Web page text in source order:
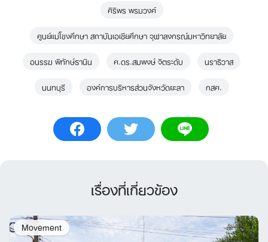
ศิริพร พรมวงศ์
ศูนย์แม่โขงศึกษา สถาบันเอเชียศึกษา จุฬาลงกรณ์มหาวิทยาลัย
อนรรฆ พิทักษ์ธานิน
ศ.ดร.สมพงษ์ จิตระดับ
นราธิวาส
นนทบุรี
องค์การบริหารส่วนจังหวัดยะลา กสศ.
เรื่องที่เกี่ยวข้อง
Movement